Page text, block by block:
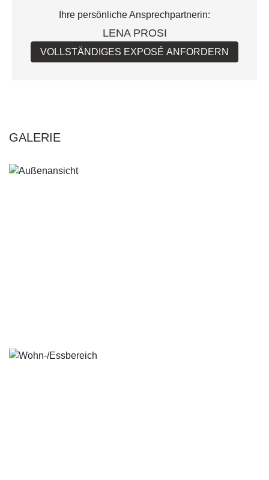
Ihre persönliche Ansprechpartnerin:
LENA PROSI
VOLLSTÄNDIGES EXPOSÉ ANFORDERN
GALERIE